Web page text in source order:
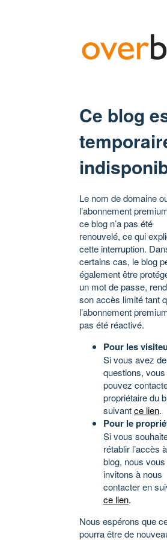
Ce blog
Le nom de domaine
l’abonnement
ce blog n’a pas été
renouvelé, ce qui
cette interruption.
certains cas, le blog
également être
un mot de passe,
son accès limité tant
l’abonnement
pas été réactivé.
Pour les
Si vous avez
questions, vous
pouvez
propriétaire du
suivantce lien.
Pour le
Si vous
rétablir l’accès
blog, nous vous
invitons à nous
contacter en
ce lien.
Nous espérons que
pourra être de